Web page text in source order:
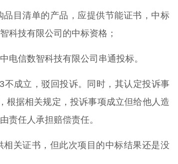
目清单的产品，应提供节能证书，中标
科技有限公司的中标资格；
电信数智科技有限公司串通投标。
成立，驳回投诉。同时，其认定投诉事
根据相关规定，投诉事项成立但给他人造
责任人承担赔偿责任。
关证书，但此次项目的中标结果还是没